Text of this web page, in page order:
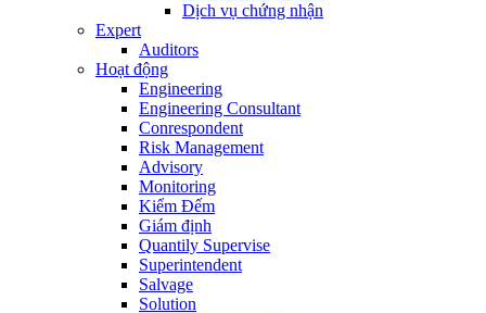
Dịch vụ chứng nhận
Expert
Auditors
Hoạt động
Engineering
Engineering Consultant
Conrespondent
Risk Management
Advisory
Monitoring
Kiểm Đếm
Giám định
Quantily Supervise
Superintendent
Salvage
Solution